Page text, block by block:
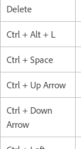
Delete
Ctrl + Alt + L
Ctrl + Space
Ctrl + Up Arrow
Ctrl + Down
Arrow